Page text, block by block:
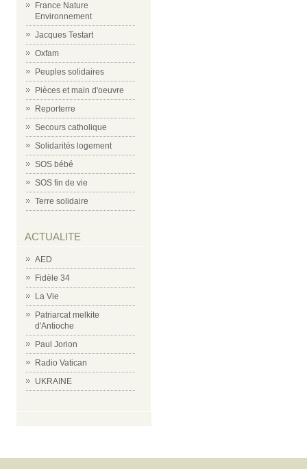
France Nature
Environnement
Jacques Testart
Oxfam
Peuples solidaires
Pièces et main d'oeuvre
Reporterre
Secours catholique
Solidarités logement
SOS bébé
SOS fin de vie
Terre solidaire
ACTUALITE
AED
Fidèle 34
La Vie
Patriarcat melkite
d'Antioche
Paul Jorion
Radio Vatican
UKRAINE